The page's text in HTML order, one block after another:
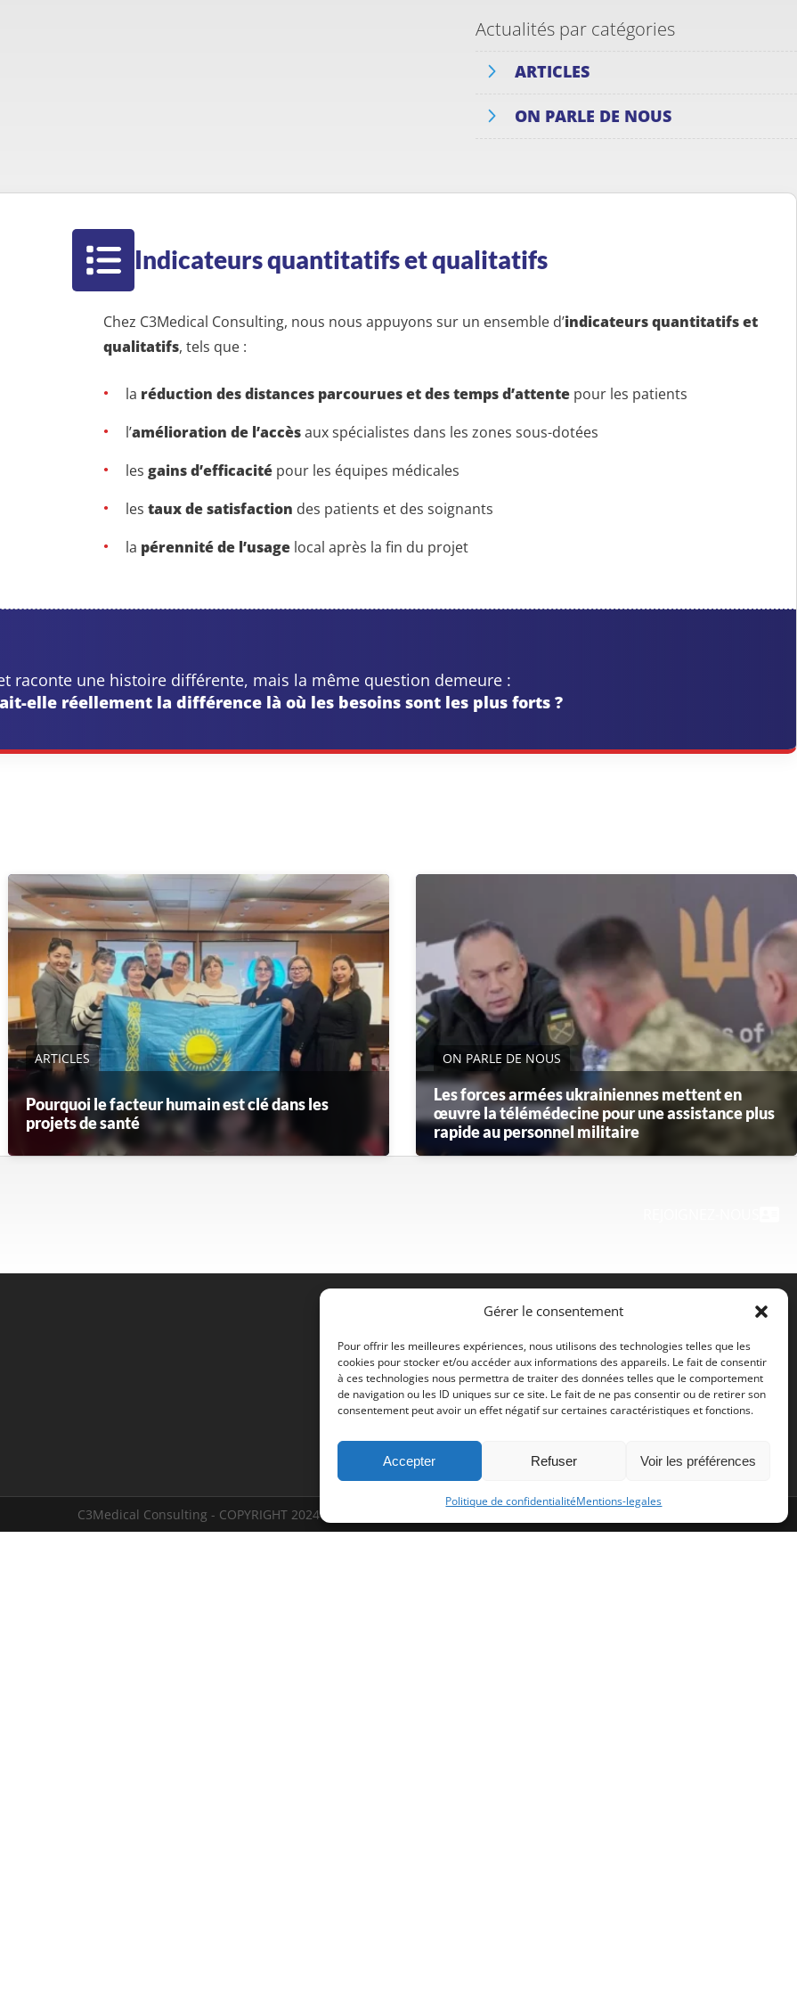
Gérer le consentement
Pour offrir les meilleures expériences, nous utilisons des technologies telles que les
cookies pour stocker et/ou accéder aux informations des appareils. Le fait de consentir
à ces technologies nous permettra de traiter des données telles que le comportement
de navigation ou les ID uniques sur ce site. Le fait de ne pas consentir ou de retirer son
consentement peut avoir un effet négatif sur certaines caractéristiques et fonctions.
Accepter Refuser Voir les préférences
Politique de confidentialitéMentions-legales
Actualités par catégories
ARTICLES
ON PARLE DE NOUS
Indicateurs quantitatifs et qualitatifs
Chez C3Medical Consulting, nous nous appuyons sur un ensemble d’indicateurs quantitatifs et
qualitatifs, tels que :
la réduction des distances parcourues et des temps d’attente pour les patients
l’amélioration de l’accèsaux spécialistes dans les zones sous-dotées
lesgains d’efficacité pour les équipes médicales
lestaux de satisfaction des patients et des soignants
la pérennité de l’usage local après la fin du projet
raconte une histoire différente, mais la même question demeure :
elle réellement la différence là où les besoins sont les plus forts ?
ARTICLES
Pourquoi le facteur humain est clé dans les
projets de santé
ON PARLE DE NOUS
Les forces armées ukrainiennes mettent en
œuvre la télémédecine pour une assistance plus
rapide au personnel militaire
Mentions-legales
Cookie Policy (EU)
C3Medical Consulting - COPYRIGHT 2024